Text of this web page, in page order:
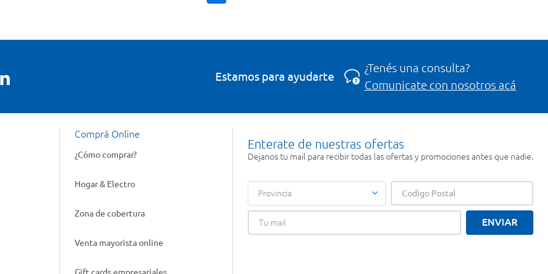
Estamos para ayudarte
¿Tenés una consulta?
Comunicate con nosotros acá
Comprá Online
¿Cómo comprar?
Hogar & Electro
Zona de cobertura
Venta mayorista online
Enterate de nuestras ofertas
Dejanos tu mail para recibir todas las ofertas y promociones antes que nadie.
Provincia
ENVIAR